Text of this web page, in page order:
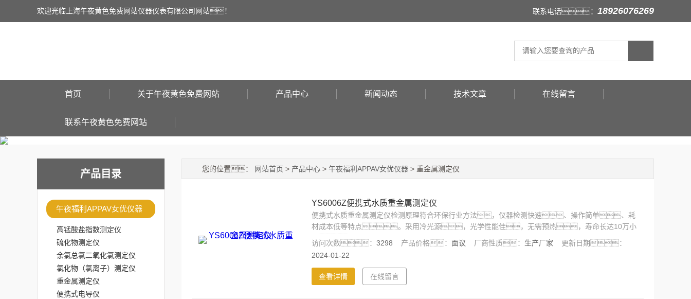
欢迎光临上海午夜黄色免费网站仪器仪表有限公司网站！ 联系电话： 18926076269
首页 关于午夜黄色免费网站 产品中心 新闻动态 技术文章 在线留言
联系午夜黄色免费网站
产品目录
午夜福利APPAV女优仪器
高锰酸盐指数测定仪
硫化物测定仪
余氯总氯二氧化氯测定仪
氯化物（氯离子）测定仪
重金属测定仪
便携式电导仪
您的位置： 网站首页 > 产品中心 > 午夜福利APPAV女优仪器 > 重金属测定仪
YS6006Z便携式水质重金属测定仪
便携式水质重金属测定仪检测原理符合环保行业方法，仪器检测快速、操作简单、耗
材成本低等特点。采用冷光源，光学性能佳，无需预热，寿命长达10万小
时。
访问次数：3298 产品价格：面议 厂商性质： 生产厂家 更新日期：
2024-01-22
查看详情 在线留言